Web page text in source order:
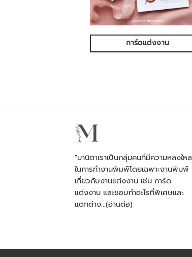
การ์ดแต่งงาน
"มานิตาเราเป็นกลุ่มคนที่มีความหลงใหล
ในการทำงานพิมพ์โดยเฉพาะงานพิมพ์
เกี่ยวกับงานแต่งงาน เช่น การ์ด
แต่งงาน และชอบทำอะไรที่พิเศษและ
แตกต่าง…(อ่านต่อ)